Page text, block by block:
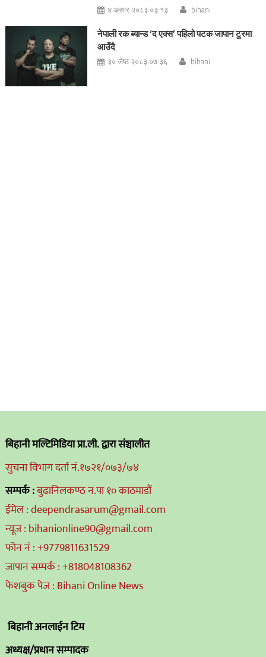
४ असार २०८३ ०३:१३ bihani
नेपाली रक ब्यान्ड ‘द एक्स’ पहिलो पटक जापान टुरमा
आउँदै
३० जेष्ठ २०८३ ०७:३६ bihani
बिहानी मल्टिमिडिया प्रा.ली. द्वारा संञ्चालीत
सुचना विभाग दर्ता नं.१७२१/०७३/७४
सम्पर्क :बुढानिलकण्ठ न.पा १० काठमाडौं
ईमेल : deependrasarum@gmail.com
न्यूज : bihanionline90@gmail.com
फोन नं : +9779811631529
जापान सम्पर्क : +818048108362
फेशबुक पेज : Bihani Online News
बिहानी अनलाईन टिम
अध्यक्ष/प्रधान सम्पादक